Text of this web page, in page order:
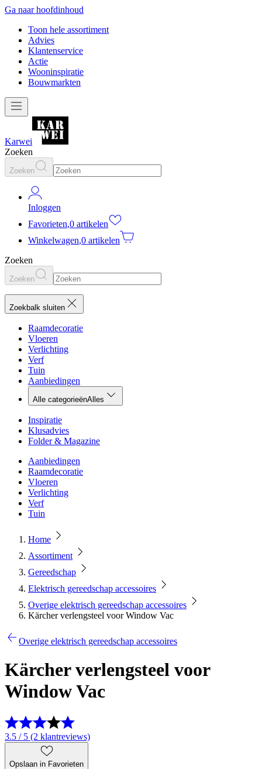
Ga naar hoofdinhoud
Toon hele assortiment
Advies
Klantenservice
Actie
Wooninspiratie
Bouwmarkten
Karwei
Zoeken
Zoeken
Inloggen
Favorieten,0 artikelen
Winkelwagen,0 artikelen
Zoeken
Zoeken
Zoekbalk sluiten
Raamdecoratie
Vloeren
Verlichting
Verf
Tuin
Aanbiedingen
Alle categorieënAlles
Inspiratie
Klusadvies
Folder & Magazine
Aanbiedingen
Raamdecoratie
Vloeren
Verlichting
Verf
Tuin
Home
Assortiment
Gereedschap
Elektrisch gereedschap accessoires
Overige elektrisch gereedschap accessoires
Kärcher verlengsteel voor Window Vac
Overige elektrisch gereedschap accessoires
Kärcher verlengsteel voor
Window Vac
3.5 / 5 (2 klantreviews)
Opslaan in Favorieten